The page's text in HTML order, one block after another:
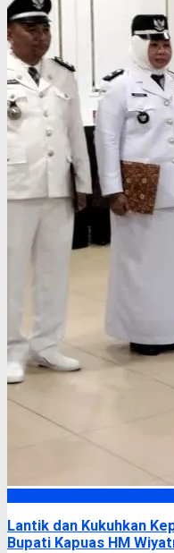
Lantik dan Kukuhkan
Bupati Kapuas HM